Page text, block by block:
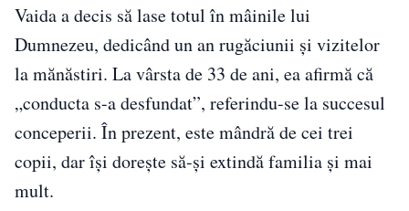
Vaida a decis să lase totul în mâinile lui
Dumnezeu, dedicând un an rugăciunii și vizitelor
la mănăstiri. La vârsta de 33 de ani, ea afirmă că
„conducta s-a desfundat”, referindu-se la succesul
conceperii. În prezent, este mândră de cei trei
copii, dar își dorește să-și extindă familia și mai
mult.